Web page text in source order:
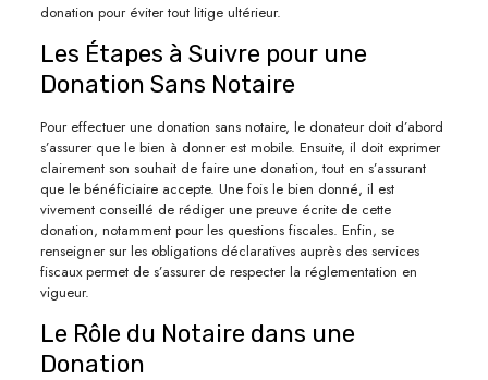
donation pour éviter tout litige ultérieur.
Les Étapes à Suivre pour une
Donation Sans Notaire
Pour effectuer une donation sans notaire, le donateur doit d’abord
s’assurer que le bien à donner est mobile. Ensuite, il doit exprimer
clairement son souhait de faire une donation, tout en s’assurant
que le bénéficiaire accepte. Une fois le bien donné, il est
vivement conseillé de rédiger une preuve écrite de cette
donation, notamment pour les questions fiscales. Enfin, se
renseigner sur les obligations déclaratives auprès des services
fiscaux permet de s’assurer de respecter la réglementation en
vigueur.
Le Rôle du Notaire dans une
Donation